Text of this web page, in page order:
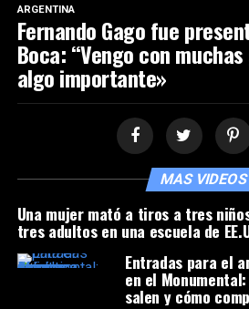
ARGENTINA
Fernando Gago fue
Boca: “Vengo con
algo importante»
MAS VIDEOS
Una mujer mató a tiros a tres
tres adultos en una escuela de
Entradas para el
en el
salen y cómo